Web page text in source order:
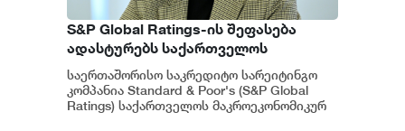
S&P Global Ratings-ის შეფასება
ადასტურებს საქართველოს
ეკონომიკის მდგრადობასა და
ეროვნული ბანკის პოლიტიკის
ეფექტიანობას - ეკატერინე მიქაბაძე
საერთაშორისო საკრედიტო სარეიტინგო
კომპანია Standard & Poor's (S&P Global
Ratings) საქართველოს მაკროეკონომიკურ